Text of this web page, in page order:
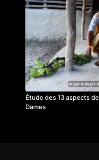
Étude des 13 aspects
Dames